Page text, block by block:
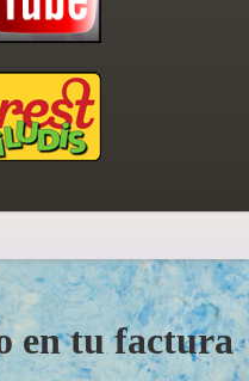
en tu factura